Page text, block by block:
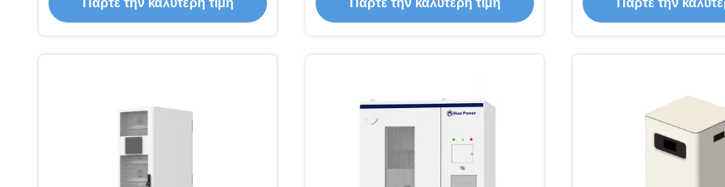
ενέργειας
Πάρτε την καλύτερη τιμή
Συστήματα αποθήκευσης
ενέργειας μπαταρίας
Πάρτε την καλύτερη τιμή
Βιομηχανικό
Αποθήκευσης
Πάρτε την